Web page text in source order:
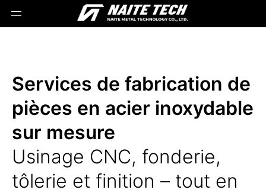
Services de fabrication de
pièces en acier inoxydable
sur mesure
Usinage CNC, fonderie,
tôlerie et finition – tout en